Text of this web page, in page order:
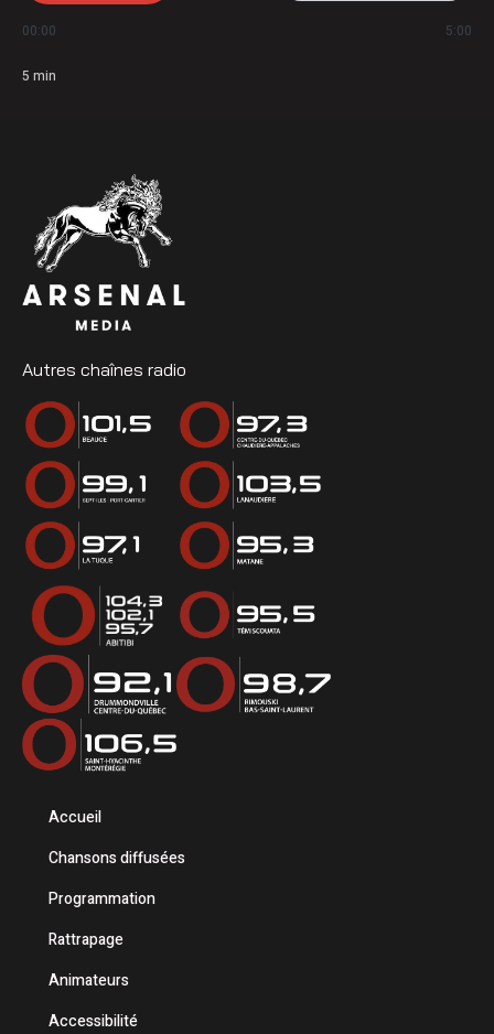
00:00 5:00
5 min
Autres chaînes radio
Accueil
Chansons diffusées
Programmation
Rattrapage
Animateurs
Accessibilité